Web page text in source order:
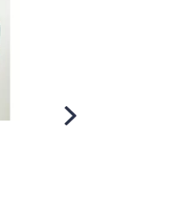
Scroll